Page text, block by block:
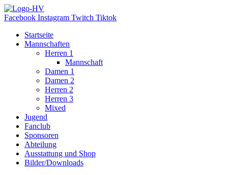
Zum
Inhalt
Facebook Instagram Twitch Tiktok
Startseite
Mannschaften
Herren 1
Mannschaft
Damen 1
Damen 2
Herren 2
Herren 3
Mixed
Jugend
Fanclub
Sponsoren
Abteilung
Ausstattung und Shop
Bilder/Downloads